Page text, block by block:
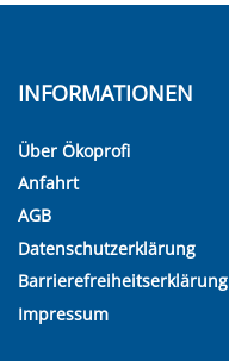
INFORMATIONEN
Über Ökoprofi
Anfahrt
AGB
Datenschutzerklärung
Barrierefreiheitserklärung
Impressum